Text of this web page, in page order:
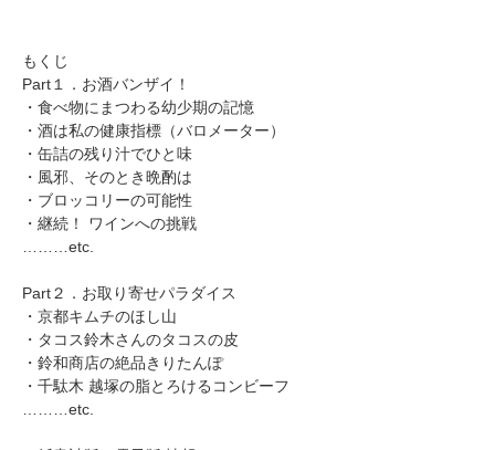
もくじ
Part１．お酒バンザイ！
・食べ物にまつわる幼少期の記憶
・酒は私の健康指標（バロメーター）
・缶詰の残り汁でひと味
・風邪、そのとき晩酌は
・ブロッコリーの可能性
・継続！ ワインへの挑戦
………etc.
Part２．お取り寄せパラダイス
・京都キムチのほし山
・タコス鈴木さんのタコスの皮
・鈴和商店の絶品きりたんぽ
・千駄木 越塚の脂とろけるコンビーフ
………etc.